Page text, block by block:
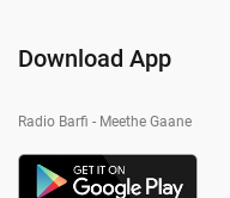
Download App
Radio Barfi - Meethe Gaane